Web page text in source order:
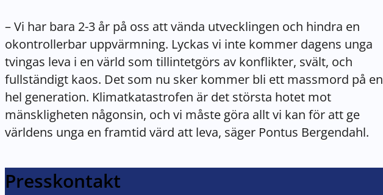
– Vi har bara 2-3 år på oss att vända utvecklingen och hindra en
okontrollerbar uppvärmning. Lyckas vi inte kommer dagens unga
tvingas leva i en värld som tillintetgörs av konflikter, svält, och
fullständigt kaos. Det som nu sker kommer bli ett massmord på en
hel generation. Klimatkatastrofen är det största hotet mot
mänskligheten någonsin, och vi måste göra allt vi kan för att ge
världens unga en framtid värd att leva, säger Pontus Bergendahl.
Presskontakt